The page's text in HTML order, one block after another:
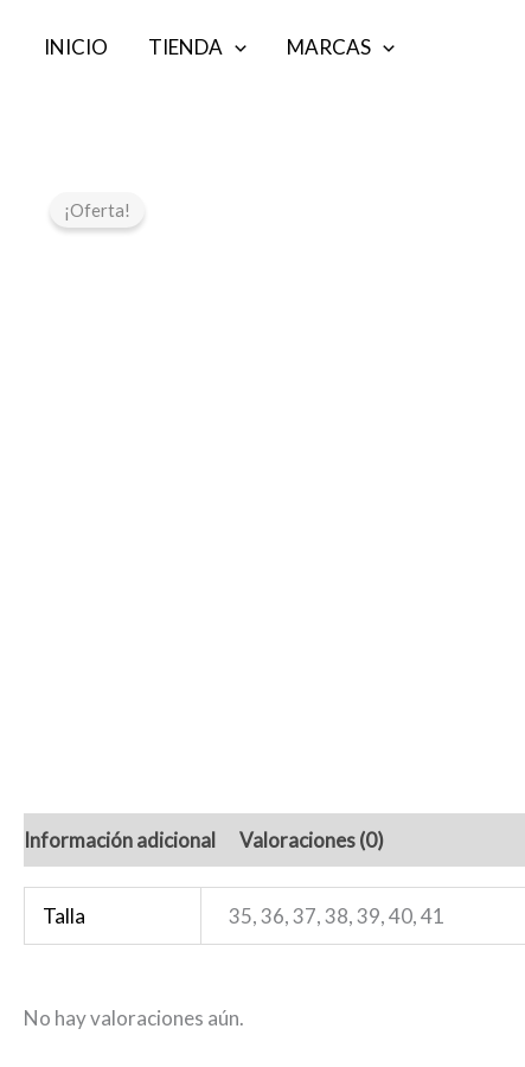
INICIO TIENDA MARCAS
¡Oferta!
Información adicional Valoraciones (0)
Talla 35, 36, 37, 38, 39, 40, 41
No hay valoraciones aún.